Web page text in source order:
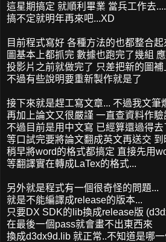
這星期搞定 就順利畢業 當兵工作去....
搞不定就明年再來吧...XD
目前程式寫好 各種方法的也都整合起
圖基本上都抓完 數據也跑完了幾組
投影片之前就做完了 只差把新的圖補
不過有些說明要重新製作就是了
接下來就是趕工寫文章... 不過我文筆
再加上論文又很嚴謹 一直查資料作驗
不過目前是用中文寫 已經算還過得去
等口試完要將論文翻成英文再送交 到
稍早將word的格式都搞定 直接先用
等翻譯實在轉成LaTex的格式...
另外就是程式有一個很奇怪的問題...
就是不能編譯成release的版本...
只要DX SDK的lib換成release版
在最後一個pass就會畫不出東西來
換成d3dx9d.lib 就正常..不知道是哪